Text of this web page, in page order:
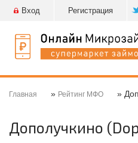
Вход Регистрация
Главная » Рейтинг МФО »
Дополучкино